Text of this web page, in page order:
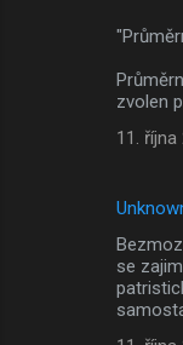
zvolen
11. října
se